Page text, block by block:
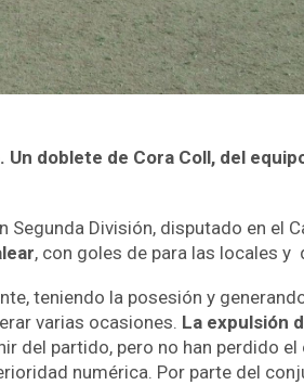
doblete de Cora Coll, del
División, disputado en el
, con goles de para las locales y
teniendo la posesión y
varias ocasiones. La expulsión
del partido, pero no han perdido
numérica. Por parte del